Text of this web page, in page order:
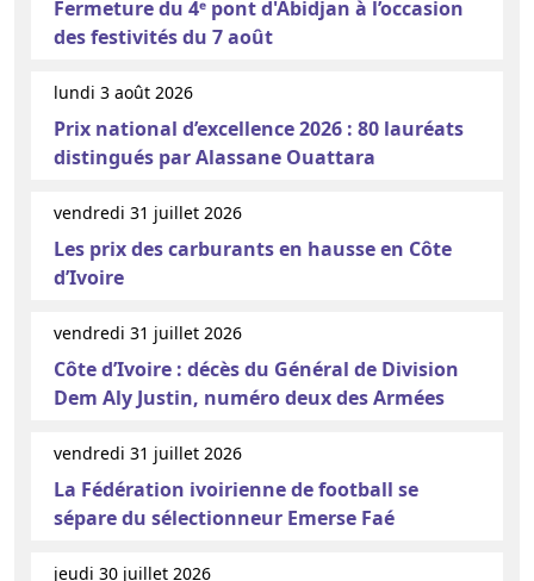
Fermeture du 4ᵉ pont d'Abidjan à l’occasion
des festivités du 7 août
lundi 3 août 2026
Prix national d’excellence 2026 : 80 lauréats
distingués par Alassane Ouattara
vendredi 31 juillet 2026
Les prix des carburants en hausse en Côte
d’Ivoire
vendredi 31 juillet 2026
Côte d’Ivoire : décès du Général de Division
Dem Aly Justin, numéro deux des Armées
vendredi 31 juillet 2026
La Fédération ivoirienne de football se
sépare du sélectionneur Emerse Faé
jeudi 30 juillet 2026